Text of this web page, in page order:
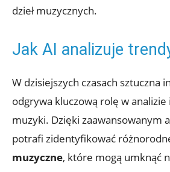
dzieł muzycznych.
Jak AI analizuje
W dzisiejszych czasach sztuczna
odgrywa kluczową rolę w
muzyki. Dzięki zaawansowanym
potrafi zidentyfikować
muzyczne, które mogą umknąć